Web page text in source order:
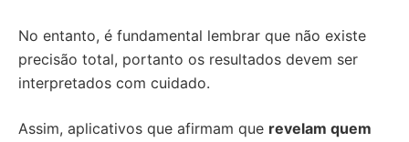
No entanto, é fundamental lembrar que não existe
precisão total, portanto os resultados devem ser
interpretados com cuidado.
Assim, aplicativos que afirmam que revelam quem